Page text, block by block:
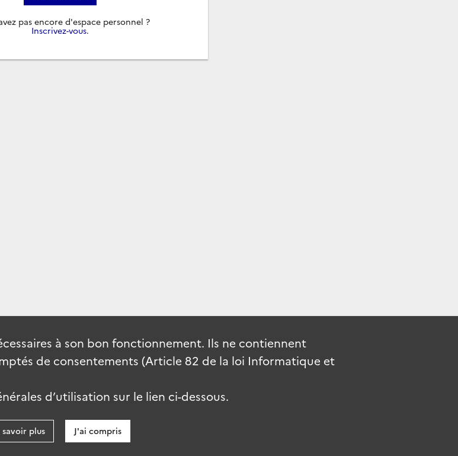
pas encore d'espace personnel ?
Inscrivez-vous.
à son bon fonctionnement. Ils ne contiennent
de consentements (Article 82 de la loi Informatique et
d’utilisation sur le lien ci-dessous.
savoir plus J'ai compris